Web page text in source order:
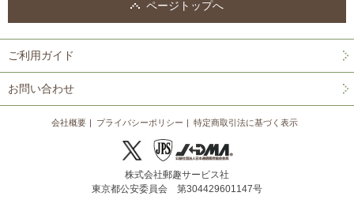
ページトップへ
ご利用ガイド
お問い合わせ
会社概要 プライバシーポリシー 特定商取引法に基づく表示
株式会社郵趣サービス社
東京都公安委員会 第304429601147号